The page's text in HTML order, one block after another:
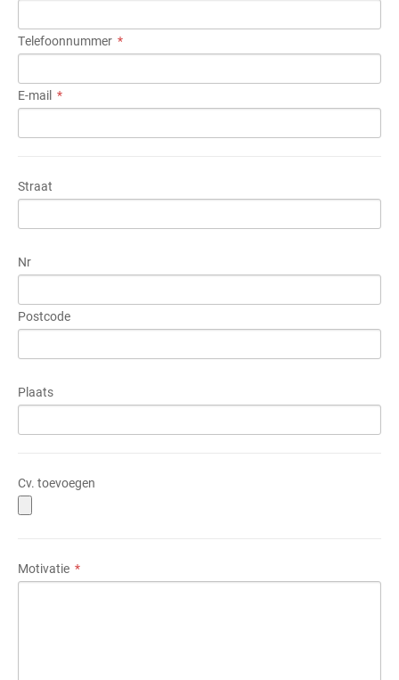
Telefoonnummer
E-mail
Straat
Nr
Postcode
Plaats
Cv. toevoegen
Motivatie